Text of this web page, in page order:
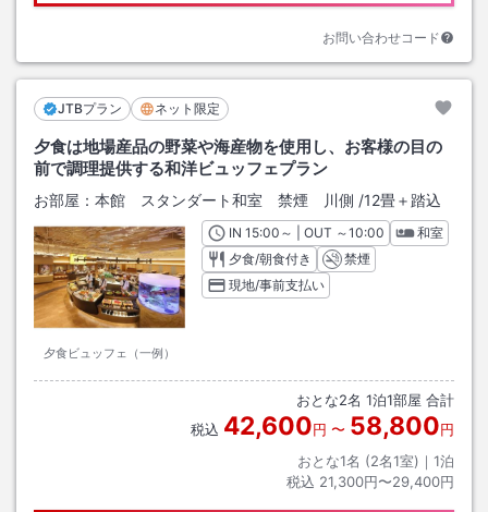
お問い合わせコード
JTBプラン ネット限定
夕食は地場産品の野菜や海産物を使用し、お客様の目の
前で調理提供する和洋ビュッフェプラン
お部屋： 本館 スタンダート和室 禁煙 川側 /12畳＋踏込
夕食ビュッフェ（一例）
INチェックイン
15:00 ～ | OUT チェックアウト
～10:00
和室
夕食/朝食付き
禁煙
現地/事前支払い
おとな2名 1泊1部屋 合計
税込 42,600円 〜 58,800円
おとな1名 (2名1室)｜ 1泊
税込 21,300円〜29,400円